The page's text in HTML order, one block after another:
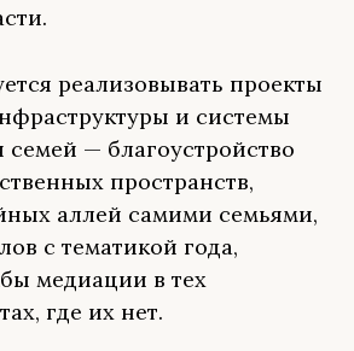
реализовывать проекты
и системы
— благоустройство
пространств,
аллей самими семьями,
с тематикой года,
медиации в тех
где их нет.